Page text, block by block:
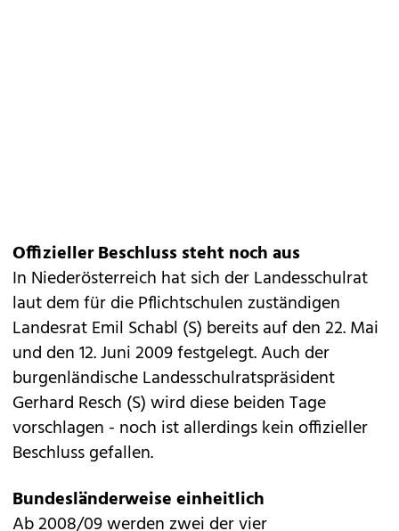
Offizieller Beschluss steht noch aus
In Niederösterreich hat sich der Landesschulrat
laut dem für die Pflichtschulen zuständigen
Landesrat Emil Schabl (S) bereits auf den 22. Mai
und den 12. Juni 2009 festgelegt. Auch der
burgenländische Landesschulratspräsident
Gerhard Resch (S) wird diese beiden Tage
vorschlagen - noch ist allerdings kein offizieller
Beschluss gefallen.
Bundesländerweise einheitlich
Ab 2008/09 werden zwei der vier